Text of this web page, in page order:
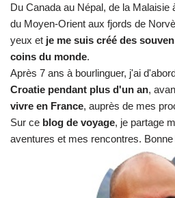
Du Canada au Népal, de la Malaisie
du Moyen-Orient aux fjords de
yeux et je me suis créé des
coins du monde.
Après 7 ans à bourlinguer, j'ai
Croatie pendant plus d'un an,
vivre en France, auprès de mes
Sur ce blog de voyage, je partage
aventures et mes rencontres. Bonne